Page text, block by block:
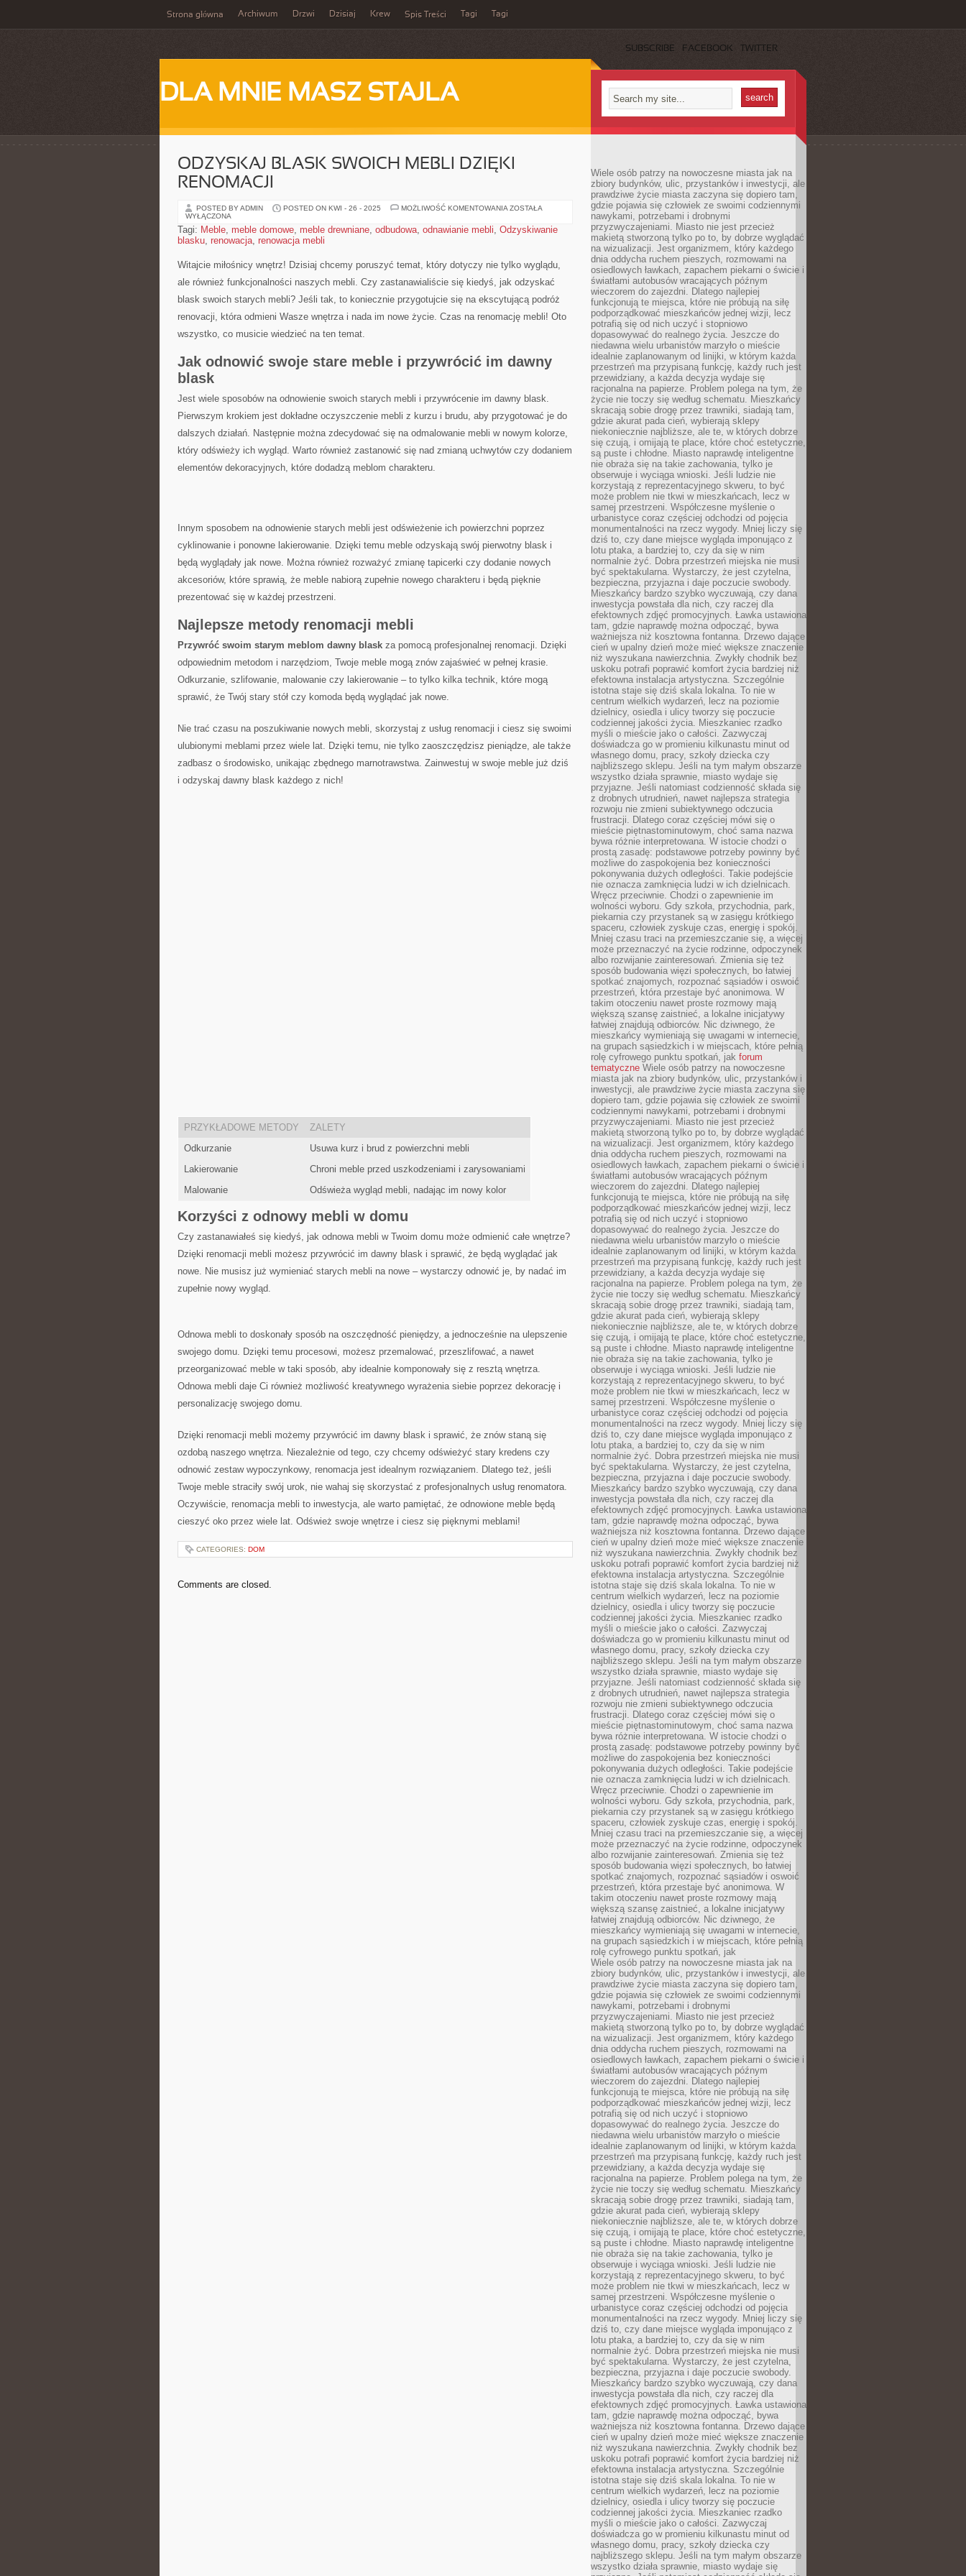
Strona główna Archiwum Drzwi Dzisiaj Krew Spis Treści Tagi Tagi
SUBSCRIBE FACEBOOK TWITTER
DLA MNIE MASZ STAJLA
ODZYSKAJ BLASK SWOICH MEBLI DZIĘKI
RENOMACJI
POSTED BY ADMIN POSTED ON KWI - 26 - 2025 MOŻLIWOŚĆ KOMENTOWANIA ODZYSKAJ
MEBLI
ZOSTAŁA
WYŁĄCZONA
Tagi: Meble, meble domowe, meble drewniane, odbudowa, odnawianie mebli, Odzyskiwanie
blasku, renowacja, renowacja mebli
Witajcie miłośnicy wnętrz! Dzisiaj chcemy poruszyć temat, który dotyczy nie tylko⁢ wyglądu,
ale również funkcjonalności ​naszych mebli. ⁢Czy zastanawialiście się kiedyś, jak odzyskać‍
blask swoich starych mebli? Jeśli tak, to⁤ koniecznie przygotujcie się na ekscytującą podróż
renovacji, która odmieni Wasze wnętrza i nada​ im nowe życie. Czas⁣ na‍ renomację mebli! Oto
wszystko, co musicie wiedzieć na ten temat.
Jak odnowić swoje stare meble i ⁢przywrócić ‍im dawny
blask
Jest wiele‍ sposobów na odnowienie ⁣swoich ⁢starych mebli ‌i przywrócenie‌ im​ dawny blask.
Pierwszym krokiem jest ​dokładne ⁣oczyszczenie mebli ​z⁢ kurzu i​ brudu,⁤ aby przygotować je do
‍dalszych‍ działań.⁢ Następnie można zdecydować ⁣się na odmalowanie mebli⁤ w nowym kolorze,
który odświeży ich wygląd. Warto również zastanowić się nad zmianą uchwytów czy dodaniem
elementów ⁣dekoracyjnych, które dodadzą meblom charakteru.
Innym sposobem⁢ na odnowienie starych mebli jest odświeżenie ich powierzchni‌ poprzez‌
cyklinowanie i ⁣ponowne ​lakierowanie.⁣ Dzięki temu meble odzyskają swój pierwotny ⁢blask⁣ i
będą ⁣wyglądały ⁣jak ⁣nowe. Można również rozważyć ⁣zmianę tapicerki‍ czy ‌dodanie nowych
akcesoriów, które sprawią, że⁤ meble ⁢nabiorą zupełnie nowego ⁣charakteru‍ i będą pięknie
‍prezentować się w każdej przestrzeni.
Najlepsze metody renomacji⁣ mebli
Przywróć swoim starym meblom dawny blask za pomocą profesjonalnej renomacji.‌ Dzięki
odpowiednim metodom⁤ i‍ narzędziom, Twoje meble ⁤mogą znów zajaświeć w pełnej ​krasie.
Odkurzanie, szlifowanie, malowanie ⁢czy lakierowanie – to tylko kilka ⁣technik,‍ które ‌mogą
sprawić, że Twój stary‌ stół czy‍ komoda będą wyglądać jak nowe.
Nie trać czasu na poszukiwanie nowych mebli, skorzystaj z usług renomacji i ciesz ​się ⁣swoimi⁣
ulubionymi meblami przez‍ wiele ‌lat. Dzięki temu, nie tylko zaoszczędzisz pieniądze, ale także
zadbasz o środowisko, unikając ‍zbędnego marnotrawstwa.⁣ Zainwestuj w swoje meble już dziś
i odzyskaj dawny‍ blask każdego z nich!
PRZYKŁADOWE METODY
ZALETY
Odkurzanie
Usuwa kurz i‌ brud ⁣z⁤ powierzchni mebli
Lakierowanie
Chroni meble przed uszkodzeniami i zarysowaniami
Malowanie
Odświeża​ wygląd mebli, nadając ‌im nowy kolor
Korzyści z odnowy mebli⁣ w domu
Czy zastanawiałeś się ⁤kiedyś, jak odnowa mebli w Twoim domu może odmienić ⁤całe wnętrze?
Dzięki ‌renomacji mebli możesz przywrócić im⁣ dawny blask i sprawić, że będą wyglądać jak
nowe. Nie musisz już wymieniać starych mebli na nowe⁣ – wystarczy odnowić je,⁢ by⁢ nadać im
zupełnie nowy wygląd.
Odnowa mebli to ‍doskonały ‌sposób na oszczędność⁣ pieniędzy, a ​jednocześnie na ulepszenie
swojego domu. Dzięki temu procesowi, ⁣możesz ‍przemalować, przeszlifować,‌ a nawet
przeorganizować‍ meble​ w taki sposób, aby idealnie komponowały się z resztą wnętrza.
Odnowa mebli daje Ci również możliwość kreatywnego wyrażenia⁤ siebie poprzez dekorację‌ i
‌personalizację swojego​ domu.
Dzięki ⁤renomacji mebli możemy przywrócić ⁤im dawny blask i ⁤sprawić, że znów staną się
ozdobą​ naszego wnętrza. Niezależnie od tego, czy⁢ chcemy odświeżyć stary ‌kredens czy
odnowić zestaw wypoczynkowy, renomacja jest idealnym rozwiązaniem. Dlatego⁢ też, jeśli
Twoje meble straciły ​swój ⁢urok, nie wahaj się skorzystać z profesjonalnych⁣ usług renomatora.
Oczywiście, renomacja mebli to inwestycja, ale warto pamiętać, że odnowione meble będą
cieszyć oko⁣ przez wiele lat. Odśwież swoje wnętrze⁣ i ciesz się pięknymi‍ meblami!
CATEGORIES: DOM
Comments are closed.
Wiele osób patrzy na nowoczesne miasta jak na
zbiory budynków, ulic, przystanków i inwestycji, ale
prawdziwe życie miasta zaczyna się dopiero tam,
gdzie pojawia się człowiek ze swoimi codziennymi
nawykami, potrzebami i drobnymi
przyzwyczajeniami. Miasto nie jest przecież
makietą stworzoną tylko po to, by dobrze wyglądać
na wizualizacji. Jest organizmem, który każdego
dnia oddycha ruchem pieszych, rozmowami na
osiedlowych ławkach, zapachem piekarni o świcie i
światłami autobusów wracających późnym
wieczorem do zajezdni. Dlatego najlepiej
funkcjonują te miejsca, które nie próbują na siłę
podporządkować mieszkańców jednej wizji, lecz
potrafią się od nich uczyć i stopniowo
dopasowywać do realnego życia. Jeszcze do
niedawna wielu urbanistów marzyło o mieście
idealnie zaplanowanym od linijki, w którym każda
przestrzeń ma przypisaną funkcję, każdy ruch jest
przewidziany, a każda decyzja wydaje się
racjonalna na papierze. Problem polega na tym, że
życie nie toczy się według schematu. Mieszkańcy
skracają sobie drogę przez trawniki, siadają tam,
gdzie akurat pada cień, wybierają sklepy
niekoniecznie najbliższe, ale te, w których dobrze
się czują, i omijają te place, które choć estetyczne,
są puste i chłodne. Miasto naprawdę inteligentne
nie obraża się na takie zachowania, tylko je
obserwuje i wyciąga wnioski. Jeśli ludzie nie
korzystają z reprezentacyjnego skweru, to być
może problem nie tkwi w mieszkańcach, lecz w
samej przestrzeni. Współczesne myślenie o
urbanistyce coraz częściej odchodzi od pojęcia
monumentalności na rzecz wygody. Mniej liczy się
dziś to, czy dane miejsce wygląda imponująco z
lotu ptaka, a bardziej to, czy da się w nim
normalnie żyć. Dobra przestrzeń miejska nie musi
być spektakularna. Wystarczy, że jest czytelna,
bezpieczna, przyjazna i daje poczucie swobody.
Mieszkańcy bardzo szybko wyczuwają, czy dana
inwestycja powstała dla nich, czy raczej dla
efektownych zdjęć promocyjnych. Ławka ustawiona
tam, gdzie naprawdę można odpocząć, bywa
ważniejsza niż kosztowna fontanna. Drzewo dające
cień w upalny dzień może mieć większe znaczenie
niż wyszukana nawierzchnia. Zwykły chodnik bez
uskoku potrafi poprawić komfort życia bardziej niż
efektowna instalacja artystyczna. Szczególnie
istotna staje się dziś skala lokalna. To nie w
centrum wielkich wydarzeń, lecz na poziomie
dzielnicy, osiedla i ulicy tworzy się poczucie
codziennej jakości życia. Mieszkaniec rzadko
myśli o mieście jako o całości. Zazwyczaj
doświadcza go w promieniu kilkunastu minut od
własnego domu, pracy, szkoły dziecka czy
najbliższego sklepu. Jeśli na tym małym obszarze
wszystko działa sprawnie, miasto wydaje się
przyjazne. Jeśli natomiast codzienność składa się
z drobnych utrudnień, nawet najlepsza strategia
rozwoju nie zmieni subiektywnego odczucia
frustracji. Dlatego coraz częściej mówi się o
mieście piętnastominutowym, choć sama nazwa
bywa różnie interpretowana. W istocie chodzi o
prostą zasadę: podstawowe potrzeby powinny być
możliwe do zaspokojenia bez konieczności
pokonywania dużych odległości. Takie podejście
nie oznacza zamknięcia ludzi w ich dzielnicach.
Wręcz przeciwnie. Chodzi o zapewnienie im
wolności wyboru. Gdy szkoła, przychodnia, park,
piekarnia czy przystanek są w zasięgu krótkiego
spaceru, człowiek zyskuje czas, energię i spokój.
Mniej czasu traci na przemieszczanie się, a więcej
może przeznaczyć na życie rodzinne, odpoczynek
albo rozwijanie zainteresowań. Zmienia się też
sposób budowania więzi społecznych, bo łatwiej
spotkać znajomych, rozpoznać sąsiadów i oswoić
przestrzeń, która przestaje być anonimowa. W
takim otoczeniu nawet proste rozmowy mają
większą szansę zaistnieć, a lokalne inicjatywy
łatwiej znajdują odbiorców. Nic dziwnego, że
mieszkańcy wymieniają się uwagami w internecie,
na grupach sąsiedzkich i w miejscach, które pełnią
rolę cyfrowego punktu spotkań, jak forum
tematyczne Wiele osób patrzy na nowoczesne
miasta jak na zbiory budynków, ulic, przystanków i
inwestycji, ale prawdziwe życie miasta zaczyna się
dopiero tam, gdzie pojawia się człowiek ze swoimi
codziennymi nawykami, potrzebami i drobnymi
przyzwyczajeniami. Miasto nie jest przecież
makietą stworzoną tylko po to, by dobrze wyglądać
na wizualizacji. Jest organizmem, który każdego
dnia oddycha ruchem pieszych, rozmowami na
osiedlowych ławkach, zapachem piekarni o świcie i
światłami autobusów wracających późnym
wieczorem do zajezdni. Dlatego najlepiej
funkcjonują te miejsca, które nie próbują na siłę
podporządkować mieszkańców jednej wizji, lecz
potrafią się od nich uczyć i stopniowo
dopasowywać do realnego życia. Jeszcze do
niedawna wielu urbanistów marzyło o mieście
idealnie zaplanowanym od linijki, w którym każda
przestrzeń ma przypisaną funkcję, każdy ruch jest
przewidziany, a każda decyzja wydaje się
racjonalna na papierze. Problem polega na tym, że
życie nie toczy się według schematu. Mieszkańcy
skracają sobie drogę przez trawniki, siadają tam,
gdzie akurat pada cień, wybierają sklepy
niekoniecznie najbliższe, ale te, w których dobrze
się czują, i omijają te place, które choć estetyczne,
są puste i chłodne. Miasto naprawdę inteligentne
nie obraża się na takie zachowania, tylko je
obserwuje i wyciąga wnioski. Jeśli ludzie nie
korzystają z reprezentacyjnego skweru, to być
może problem nie tkwi w mieszkańcach, lecz w
samej przestrzeni. Współczesne myślenie o
urbanistyce coraz częściej odchodzi od pojęcia
monumentalności na rzecz wygody. Mniej liczy się
dziś to, czy dane miejsce wygląda imponująco z
lotu ptaka, a bardziej to, czy da się w nim
normalnie żyć. Dobra przestrzeń miejska nie musi
być spektakularna. Wystarczy, że jest czytelna,
bezpieczna, przyjazna i daje poczucie swobody.
Mieszkańcy bardzo szybko wyczuwają, czy dana
inwestycja powstała dla nich, czy raczej dla
efektownych zdjęć promocyjnych. Ławka ustawiona
tam, gdzie naprawdę można odpocząć, bywa
ważniejsza niż kosztowna fontanna. Drzewo dające
cień w upalny dzień może mieć większe znaczenie
niż wyszukana nawierzchnia. Zwykły chodnik bez
uskoku potrafi poprawić komfort życia bardziej niż
efektowna instalacja artystyczna. Szczególnie
istotna staje się dziś skala lokalna. To nie w
centrum wielkich wydarzeń, lecz na poziomie
dzielnicy, osiedla i ulicy tworzy się poczucie
codziennej jakości życia. Mieszkaniec rzadko
myśli o mieście jako o całości. Zazwyczaj
doświadcza go w promieniu kilkunastu minut od
własnego domu, pracy, szkoły dziecka czy
najbliższego sklepu. Jeśli na tym małym obszarze
wszystko działa sprawnie, miasto wydaje się
przyjazne. Jeśli natomiast codzienność składa się
z drobnych utrudnień, nawet najlepsza strategia
rozwoju nie zmieni subiektywnego odczucia
frustracji. Dlatego coraz częściej mówi się o
mieście piętnastominutowym, choć sama nazwa
bywa różnie interpretowana. W istocie chodzi o
prostą zasadę: podstawowe potrzeby powinny być
możliwe do zaspokojenia bez konieczności
pokonywania dużych odległości. Takie podejście
nie oznacza zamknięcia ludzi w ich dzielnicach.
Wręcz przeciwnie. Chodzi o zapewnienie im
wolności wyboru. Gdy szkoła, przychodnia, park,
piekarnia czy przystanek są w zasięgu krótkiego
spaceru, człowiek zyskuje czas, energię i spokój.
Mniej czasu traci na przemieszczanie się, a więcej
może przeznaczyć na życie rodzinne, odpoczynek
albo rozwijanie zainteresowań. Zmienia się też
sposób budowania więzi społecznych, bo łatwiej
spotkać znajomych, rozpoznać sąsiadów i oswoić
przestrzeń, która przestaje być anonimowa. W
takim otoczeniu nawet proste rozmowy mają
większą szansę zaistnieć, a lokalne inicjatywy
łatwiej znajdują odbiorców. Nic dziwnego, że
mieszkańcy wymieniają się uwagami w internecie,
na grupach sąsiedzkich i w miejscach, które pełnią
rolę cyfrowego punktu spotkań, jak
Wiele osób patrzy na nowoczesne miasta jak na
zbiory budynków, ulic, przystanków i inwestycji, ale
prawdziwe życie miasta zaczyna się dopiero tam,
gdzie pojawia się człowiek ze swoimi codziennymi
nawykami, potrzebami i drobnymi
przyzwyczajeniami. Miasto nie jest przecież
makietą stworzoną tylko po to, by dobrze wyglądać
na wizualizacji. Jest organizmem, który każdego
dnia oddycha ruchem pieszych, rozmowami na
osiedlowych ławkach, zapachem piekarni o świcie i
światłami autobusów wracających późnym
wieczorem do zajezdni. Dlatego najlepiej
funkcjonują te miejsca, które nie próbują na siłę
podporządkować mieszkańców jednej wizji, lecz
potrafią się od nich uczyć i stopniowo
dopasowywać do realnego życia. Jeszcze do
niedawna wielu urbanistów marzyło o mieście
idealnie zaplanowanym od linijki, w którym każda
przestrzeń ma przypisaną funkcję, każdy ruch jest
przewidziany, a każda decyzja wydaje się
racjonalna na papierze. Problem polega na tym, że
życie nie toczy się według schematu. Mieszkańcy
skracają sobie drogę przez trawniki, siadają tam,
gdzie akurat pada cień, wybierają sklepy
niekoniecznie najbliższe, ale te, w których dobrze
się czują, i omijają te place, które choć estetyczne,
są puste i chłodne. Miasto naprawdę inteligentne
nie obraża się na takie zachowania, tylko je
obserwuje i wyciąga wnioski. Jeśli ludzie nie
korzystają z reprezentacyjnego skweru, to być
może problem nie tkwi w mieszkańcach, lecz w
samej przestrzeni. Współczesne myślenie o
urbanistyce coraz częściej odchodzi od pojęcia
monumentalności na rzecz wygody. Mniej liczy się
dziś to, czy dane miejsce wygląda imponująco z
lotu ptaka, a bardziej to, czy da się w nim
normalnie żyć. Dobra przestrzeń miejska nie musi
być spektakularna. Wystarczy, że jest czytelna,
bezpieczna, przyjazna i daje poczucie swobody.
Mieszkańcy bardzo szybko wyczuwają, czy dana
inwestycja powstała dla nich, czy raczej dla
efektownych zdjęć promocyjnych. Ławka ustawiona
tam, gdzie naprawdę można odpocząć, bywa
ważniejsza niż kosztowna fontanna. Drzewo dające
cień w upalny dzień może mieć większe znaczenie
niż wyszukana nawierzchnia. Zwykły chodnik bez
uskoku potrafi poprawić komfort życia bardziej niż
efektowna instalacja artystyczna. Szczególnie
istotna staje się dziś skala lokalna. To nie w
centrum wielkich wydarzeń, lecz na poziomie
dzielnicy, osiedla i ulicy tworzy się poczucie
codziennej jakości życia. Mieszkaniec rzadko
myśli o mieście jako o całości. Zazwyczaj
doświadcza go w promieniu kilkunastu minut od
własnego domu, pracy, szkoły dziecka czy
najbliższego sklepu. Jeśli na tym małym obszarze
wszystko działa sprawnie, miasto wydaje się